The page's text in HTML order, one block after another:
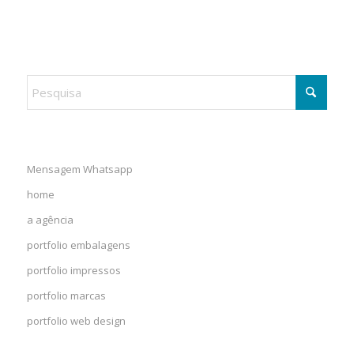
Mensagem Whatsapp
home
a agência
portfolio embalagens
portfolio impressos
portfolio marcas
portfolio web design